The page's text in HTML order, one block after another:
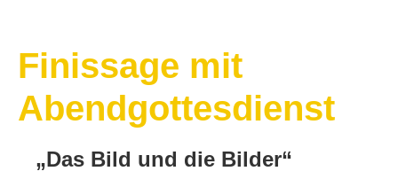
Finissage mit
Abendgottesdienst
„Das Bild und die Bilder“